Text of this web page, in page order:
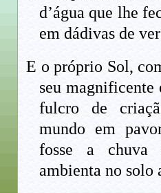
d’água que lhe
em dádivas de
E o próprio Sol,
seu magnificente
fulcro de
mundo em
fosse a chuva
ambienta no solo